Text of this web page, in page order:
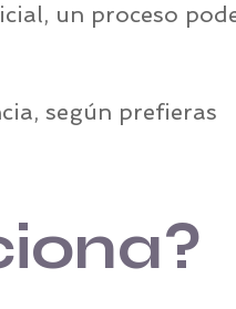
un proceso
según prefieras